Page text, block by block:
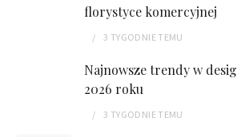
florystyce komercyjnej
3 TYGODNIE TEMU
Najnowsze trendy w
2026 roku
3 TYGODNIE TEMU